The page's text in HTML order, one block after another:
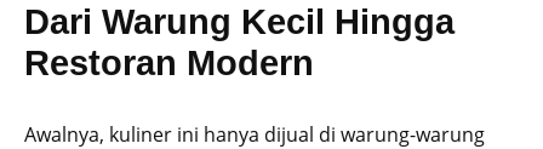
Dari Warung Kecil Hingga
Restoran Modern
Awalnya, kuliner ini hanya dijual di warung-warung